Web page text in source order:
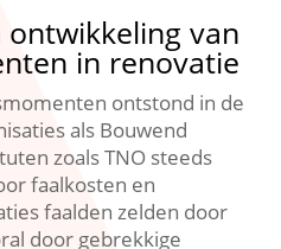
van
in renovatie
ontstond in de
als Bouwend
zoals TNO steeds
faalkosten en
faalden zelden door
door gebrekkige